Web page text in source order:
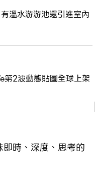
溫水游游池還引進室內
2波動態貼圖全球上架
時、深度、思考的